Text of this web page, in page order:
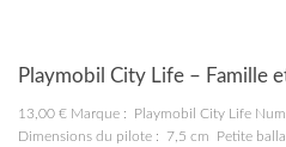
Playmobil City Life – Famille
13,00 € Marque : Playmobil City Life
Dimensions du pilote : 7,5 cm Petite